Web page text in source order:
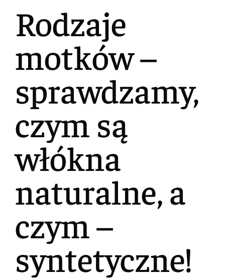
Rodzaje
motków –
sprawdzamy,
czym są
włókna
naturalne, a
czym –
syntetyczne!